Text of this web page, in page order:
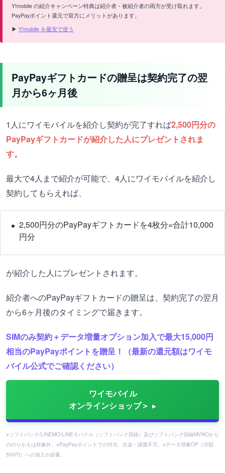
Y!mobile の紹介キャンペーン特典は紹介者・被紹介者の両方が受け取れます。
PayPayポイント還元で双方にメリットがあります。
▶ Y!mobile を最安で使う
PayPayギフトカードの贈呈は契約完了の翌
月から6ヶ月後
1人にワイモバイルを紹介し契約が完了すれば2,500円分の
PayPayギフトカードが紹介した人にプレゼントされま
す。
最大で4人まで紹介が可能で、4人にワイモバイルを紹介し
契約してもらえれば、
2,500円分のPayPayギフトカードを4枚分=合計10,000
円分
が紹介した人にプレゼントされます。
紹介者へのPayPayギフトカードの贈呈は、契約完了の翌月
から6ヶ月後のタイミングで届きます。
SIMのみ契約＋データ増量オプション加入で最大15,000円
相当のPayPayポイントを贈呈！（最新の還元額はワイモ
バイル公式でご確認ください）
ワイモバイル
オンラインショップ＞
※ソフトバンク/LINEMO/LINEモバイル（ソフトバンク回線）及びソフトバンク回線MVNOから
ののりかえは対象外。※PayPayポイントでの付与、出金・譲渡不可。※データ増量OP（月額
550円）への加入が必要。